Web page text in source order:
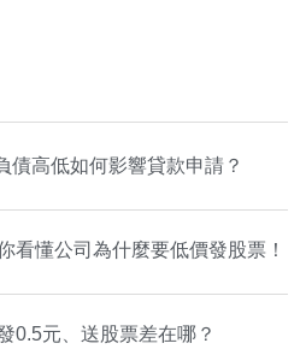
債高低如何影響貸款申請？
看懂公司為什麼要低價發股票！
0.5元、送股票差在哪？